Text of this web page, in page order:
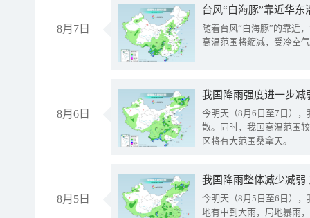
8月7日
台风“白海豚”靠近华
随着台风“白海豚”的靠近
高温范围将缩减，受冷空
8月6日
今明天（8月6日至7日）
散。同时，我国高温范围
区将有大范围桑拿天。
8月5日
我国降雨整体减少减弱
今明天（8月5日至6日）
地有中到大雨，局地暴雨